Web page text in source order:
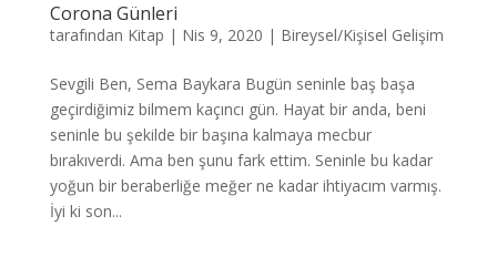
Corona Günleri
tarafından Kitap | Nis 9, 2020 | Bireysel/Kişisel Gelişim
Sevgili Ben, Sema Baykara Bugün seninle baş başa
geçirdiğimiz bilmem kaçıncı gün. Hayat bir anda, beni
seninle bu şekilde bir başına kalmaya mecbur
bırakıverdi. Ama ben şunu fark ettim. Seninle bu kadar
yoğun bir beraberliğe meğer ne kadar ihtiyacım varmış.
İyi ki son...